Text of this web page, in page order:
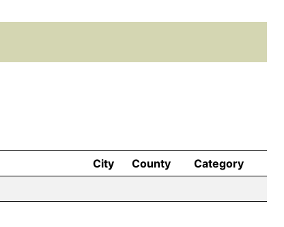
City County
Category